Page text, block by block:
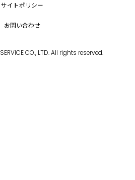
サイトポリシー
お問い合わせ
CO., LTD. All rights reserved.